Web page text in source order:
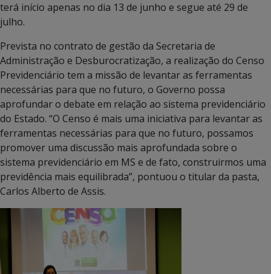
terá início apenas no dia 13 de junho e segue até 29 de
julho.
Prevista no contrato de gestão da Secretaria de
Administração e Desburocratização, a realização do Censo
Previdenciário tem a missão de levantar as ferramentas
necessárias para que no futuro, o Governo possa
aprofundar o debate em relação ao sistema previdenciário
do Estado. “O Censo é mais uma iniciativa para levantar as
ferramentas necessárias para que no futuro, possamos
promover uma discussão mais aprofundada sobre o
sistema previdenciário em MS e de fato, construirmos uma
previdência mais equilibrada”, pontuou o titular da pasta,
Carlos Alberto de Assis.